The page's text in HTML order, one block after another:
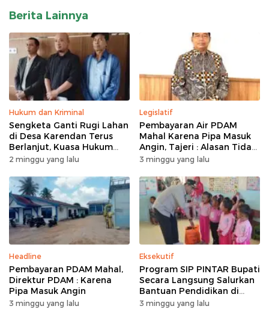
Berita Lainnya
Hukum dan Kriminal
Sengketa Ganti Rugi Lahan
di Desa Karendan Terus
Berlanjut, Kuasa Hukum
Ajukan Kasasi
2 minggu yang lalu
Legislatif
Pembayaran Air PDAM
Mahal Karena Pipa Masuk
Angin, Tajeri : Alasan Tidak
Masuk Akal
3 minggu yang lalu
Headline
Pembayaran PDAM Mahal,
Direktur PDAM : Karena
Pipa Masuk Angin
3 minggu yang lalu
Eksekutif
Program SIP PINTAR Bupati
Secara Langsung Salurkan
Bantuan Pendidikan di
Desa Mampuak ll
3 minggu yang lalu